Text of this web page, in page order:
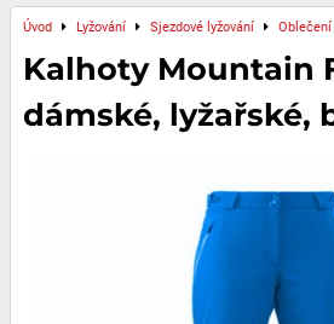
Úvod Lyžování Sjezdové lyžování Oblečení
Kalhoty Mountain
dámské, lyžařské,